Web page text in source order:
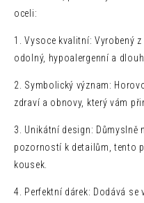
oceli:
1. Vysoce kvalitní: Vyrobený
odolný, hypoalergenní a
2. Symbolický význam:
zdraví a obnovy, který vám
3. Unikátní design: Důmyslně
pozorností k detailům, tento
kousek.
4. Perfektní dárek: Dodává se